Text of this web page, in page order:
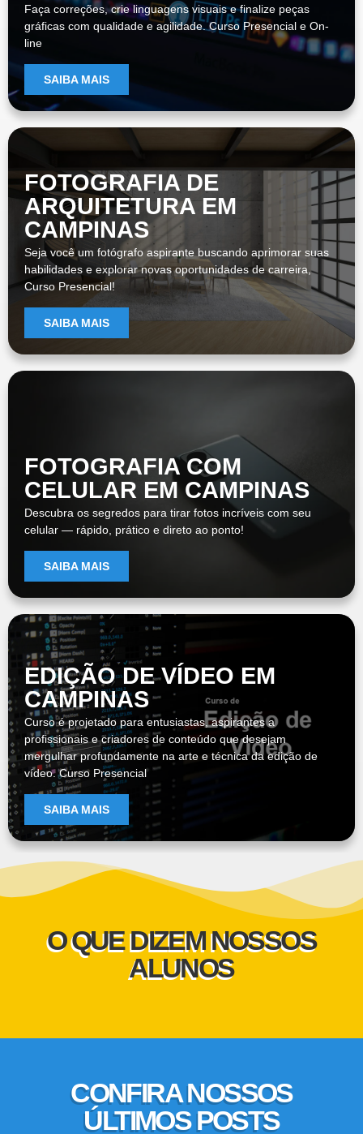
Faça correções, crie linguagens visuais e finalize peças
gráficas com qualidade e agilidade. Curso Presencial e On-
line
SAIBA MAIS
FOTOGRAFIA DE
ARQUITETURA EM
CAMPINAS
Seja você um fotógrafo aspirante buscando aprimorar suas
habilidades e explorar novas oportunidades de carreira,
Curso Presencial!
SAIBA MAIS
FOTOGRAFIA COM
CELULAR EM CAMPINAS
Descubra os segredos para tirar fotos incríveis com seu
celular — rápido, prático e direto ao ponto!
SAIBA MAIS
EDIÇÃO DE VÍDEO EM
CAMPINAS
Curso é projetado para entusiastas, aspirantes a
profissionais e criadores de conteúdo que desejam
mergulhar profundamente na arte e técnica da edição de
vídeo. Curso Presencial
SAIBA MAIS
O QUE DIZEM NOSSOS
ALUNOS
CONFIRA NOSSOS
ÚLTIMOS POSTS